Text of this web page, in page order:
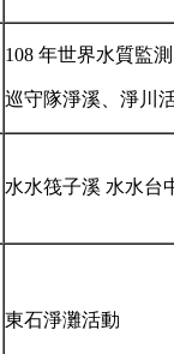
108 年世界水質監
巡守隊淨溪、淨川
水水筏子溪 水水台
東石淨灘活動